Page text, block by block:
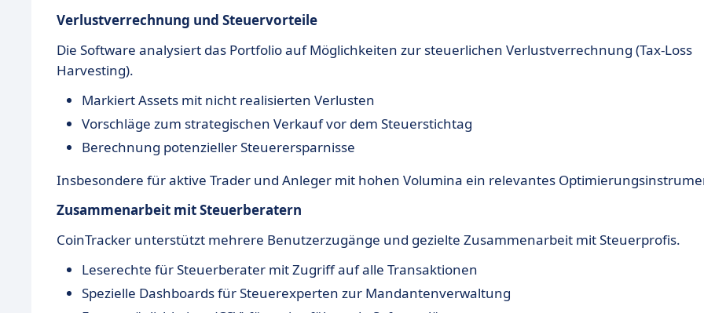
Verlustverrechnung und Steuervorteile
Die Software analysiert das Portfolio auf Möglichkeiten zur steuerlichen Verlustverrechnung (Tax-Loss
Harvesting).
Markiert Assets mit nicht realisierten Verlusten
Vorschläge zum strategischen Verkauf vor dem Steuerstichtag
Berechnung potenzieller Steuerersparnisse
Insbesondere für aktive Trader und Anleger mit hohen Volumina ein relevantes
Zusammenarbeit mit Steuerberatern
CoinTracker unterstützt mehrere Benutzerzugänge und gezielte Zusammenarbeit mit Steuerprofis.
Leserechte für Steuerberater mit Zugriff auf alle Transaktionen
Spezielle Dashboards für Steuerexperten zur Mandantenverwaltung